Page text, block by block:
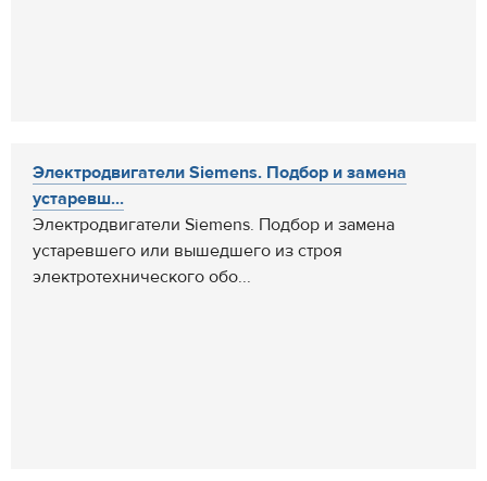
Электродвигатели Siemens. Подбор и замена
устаревш...
Электродвигатели Siemens. Подбор и замена
устаревшего или вышедшего из строя
электротехнического обо...